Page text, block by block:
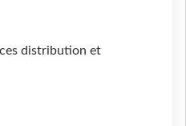
distribution et